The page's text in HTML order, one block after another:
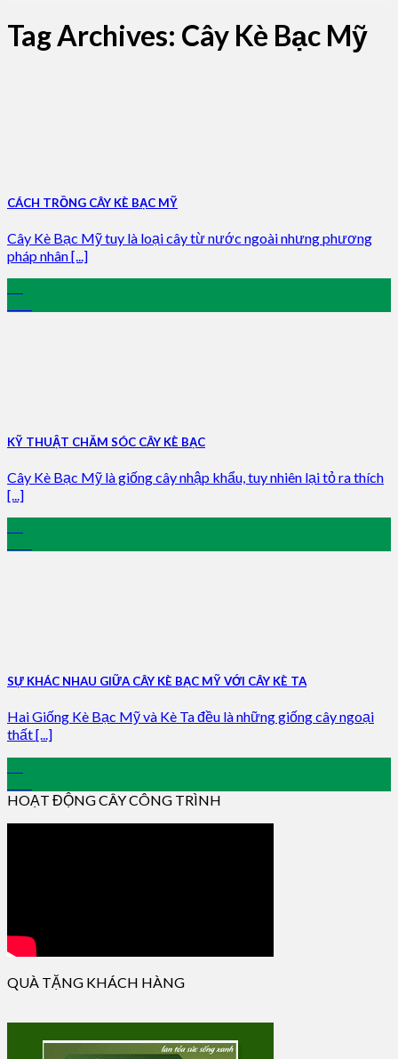
Tag Archives: Cây Kè Bạc Mỹ
CÁCH TRỒNG CÂY KÈ BẠC MỸ
Cây Kè Bạc Mỹ tuy là loại cây từ nước ngoài nhưng phương
pháp nhân [...]
KỸ THUẬT CHĂM SÓC CÂY KÈ BẠC
Cây Kè Bạc Mỹ là giống cây nhập khẩu, tuy nhiên lại tỏ ra thích
[...]
SỰ KHÁC NHAU GIỮA CÂY KÈ BẠC MỸ VỚI CÂY KÈ TA
Hai Giống Kè Bạc Mỹ và Kè Ta đều là những giống cây ngoại
thất [...]
HOẠT ĐỘNG CÂY CÔNG TRÌNH
QUÀ TẶNG KHÁCH HÀNG